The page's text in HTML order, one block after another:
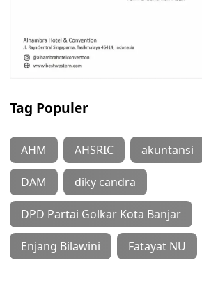
Tag Populer
AHM AHSRIC akuntansi
DAM diky candra
DPD Partai Golkar Kota Banjar
Enjang Bilawini Fatayat NU